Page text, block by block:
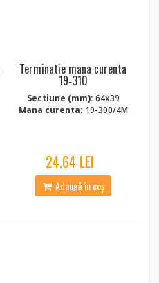
Terminatie mana curenta
19‑310
Sectiune (mm): 64x39
Mana curenta: 19-300/4M
24.64 LEI
Adaugă în coș